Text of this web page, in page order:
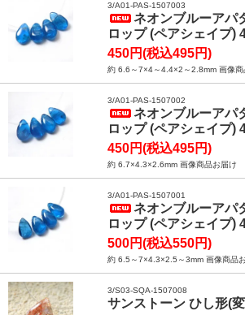
3/A01-PAS-1507003
ネオンブルーアパ
ロップ (ペアシェイプ)
450円(税込495円)
約 6.6～7×4～4.4×2～2.8mm 画像商
3/A01-PAS-1507002
ネオンブルーアパ
ロップ (ペアシェイプ)
450円(税込495円)
約 6.7×4.3×2.6mm 画像商品お届け
3/A01-PAS-1507001
ネオンブルーアパ
ロップ (ペアシェイプ)
500円(税込550円)
約 6.5～7×4.3×2.5～3mm 画像商品
3/S03-SQA-1507008
サンストーン ひし形(